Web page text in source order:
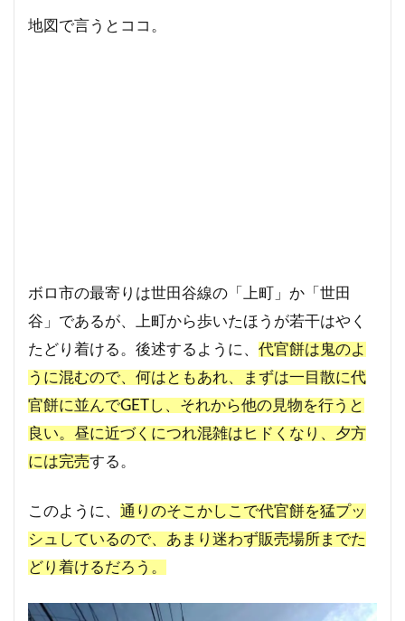
地図で言うとココ。
ボロ市の最寄りは世田谷線の「上町」か「世田
谷」であるが、上町から歩いたほうが若干はやく
たどり着ける。後述するように、 代官餅は鬼のよ
うに混むので、何はともあれ、まずは一目散に代
官餅に並んでGETし、それから他の見物を行うと
良い。昼に近づくにつれ混雑はヒドくなり、夕方
には完売する。
このように、 通りのそこかしこで代官餅を猛プッ
シュしているので、あまり迷わず販売場所までた
どり着けるだろう。